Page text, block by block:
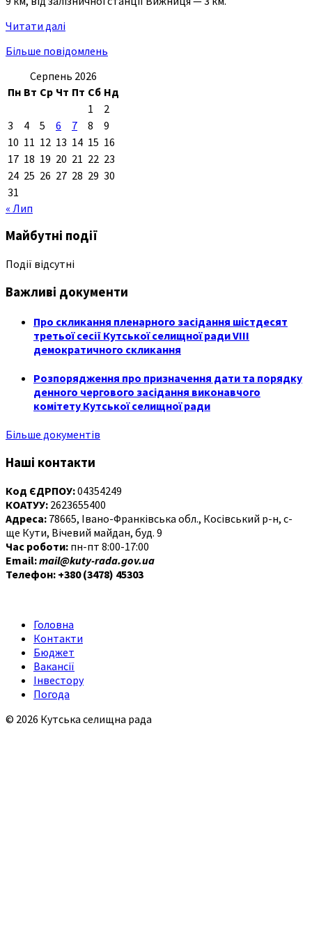
Читати далі
Більше повідомлень
Серпень 2026
Пн Вт Ср Чт Пт Сб Нд
1
2
3
4 5 6 7 8
9
10 11 12 13 14 15 16
17 18 19 20 21 22 23
24 25 26 27 28 29 30
31
« Лип
Майбутні події
Події відсутні
Важливі документи
Про скликання пленарного засідання шістдесят
третьої сесії Кутської селищної ради VIII
демократичного скликання
Розпорядження про призначення дати та порядку
денного чергового засідання виконавчого
комітету Кутської селищної ради
Більше документів
Наші контакти
Код ЄДРПОУ:04354249
КОАТУУ: 2623655400
Адреса: 78665, Івано-Франківська обл., Косівський р-н, с-
ще Кути, Вічевий майдан, буд. 9
Час роботи: пн-пт 8:00-17:00
Email:mail@kuty-rada.gov.ua
Телефон: +380 (3478) 45303
Головна
Контакти
Бюджет
Вакансії
Інвестору
Погода
© 2026 Кутська селищна рада